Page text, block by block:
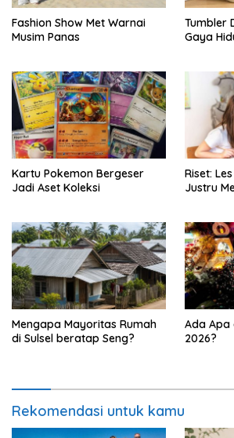
Fashion Show Met Warnai
Musim Panas
Tumbler
Gaya
Kartu Pokemon Bergeser
Jadi Aset Koleksi
Riset:
Justru
Mengapa Mayoritas Rumah
di Sulsel beratap Seng?
Ada Apa
2026?
Rekomendasi untuk kamu